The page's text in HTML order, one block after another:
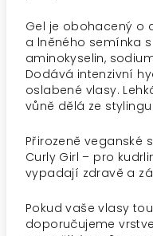
Gel je obohacený o
a lněného semínka
aminokyselin,
Dodává intenzivní
oslabené vlasy.
vůně dělá ze
Přirozeně veganské
Curly Girl – pro
vypadají zdravě a
Pokud vaše vlasy
doporučujeme